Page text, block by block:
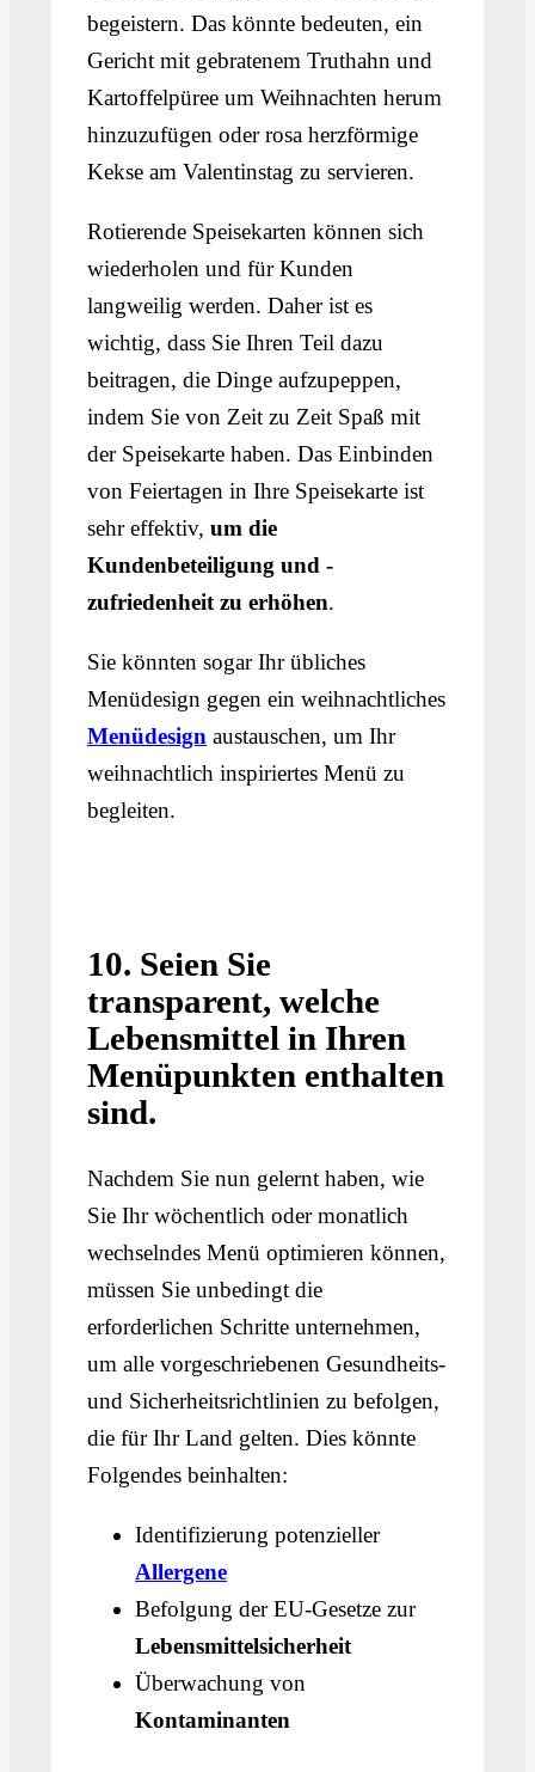
begeistern. Das könnte bedeuten, ein
Gericht mit gebratenem Truthahn und
Kartoffelpüree um Weihnachten herum
hinzuzufügen oder rosa herzförmige
Kekse am Valentinstag zu servieren.
Rotierende Speisekarten können sich
wiederholen und für Kunden
langweilig werden. Daher ist es
wichtig, dass Sie Ihren Teil dazu
beitragen, die Dinge aufzupeppen,
indem Sie von Zeit zu Zeit Spaß mit
der Speisekarte haben. Das Einbinden
von Feiertagen in Ihre Speisekarte ist
sehr effektiv,um die
Kundenbeteiligung und -
zufriedenheit zu erhöhen.
Sie könnten sogar Ihr übliches
Menüdesign gegen ein weihnachtliches
Menüdesign austauschen, um Ihr
weihnachtlich inspiriertes Menü zu
begleiten.
10. Seien Sie
transparent, welche
Lebensmittel in Ihren
Menüpunkten enthalten
sind.
Nachdem Sie nun gelernt haben, wie
Sie Ihr wöchentlich oder monatlich
wechselndes Menü optimieren können,
müssen Sie unbedingt die
erforderlichen Schritte unternehmen,
um alle vorgeschriebenen Gesundheits-
und Sicherheitsrichtlinien zu befolgen,
die für Ihr Land gelten. Dies könnte
Folgendes beinhalten:
Identifizierung potenzieller
Allergene
Befolgung der EU-Gesetze zur
Lebensmittelsicherheit
Überwachung von
Kontaminanten